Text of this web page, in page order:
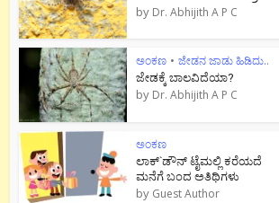
by Dr. Abhijith A P C
ಅಂಕಣ • ಜೇಡನ ಜಾಡು ಹಿಡಿದು..
ಜೇಡಕ್ಕೆ ಬಾಲವಿದೆಯಾ?
by Dr. Abhijith A P C
ಅಂಕಣ
ಲಾಕ್`ಡೌನ್ ಟೈಮಲ್ಲಿ ಕರೆಯದೆ
ಮನೆಗೆ ಬಂದ ಅತಿಥಿಗಳು
by Guest Author